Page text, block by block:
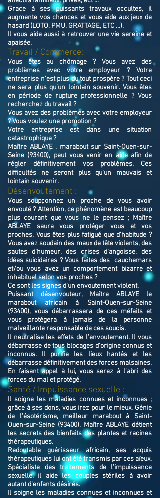
Grace à ses puissants travaux occultes, il
augmente vos chances et vous aide aux jeux de
hasard (LOTO, PMU, GRATTAGE, ETC ...).
Il vous aide aussi à retrouver une vie sereine et
apaisée.
Travail / Commerce:
Vous êtes au chômage ? Vous avez des
problèmes avec votre employeur ? Votre
entreprise n’est plus du tout prospère ? Tout ceci
ne sera plus qu’un lointain souvenir. Vous êtes
en période de rupture professionnelle ? Vous
recherchez du travail ?
Vous avez des problèmes avec votre employeur
? Vous voulez une promotion ?
Votre entreprise est dans une situation
catastrophique ?
Maître ABLAYE , marabout sur Saint-Ouen-sur-
Seine (93400), peut vous venir en aide afin de
régler définitivement vos problèmes. Ces
difficultés ne seront plus qu’un mauvais et
lointain souvenir.
Désenvoutement :
Vous soupçonnez un proche de vous avoir
envouté ? Attention, ce phénomène est beaucoup
plus courant que vous ne le pensez ; Maître
ABLAYE saura vous protéger vous et vos
proches. Vous êtes plus fatigué que d’habitude ?
Vous avez soudain des maux de tête violents, des
sautes d’humeur, des crises d’angoisse, des
idées suicidaires ? Vous faites des cauchemars
et/ou vous avez un comportement bizarre et
inhabituel selon vos proches ?
Ce sont les signes d’un envoutement violent.
Puissant désenvouteur,
Maître ABLAYE
le
marabout africain à Saint-Ouen-sur-Seine
(93400), vous débarrassera de ces méfaits et
vous protégera à jamais de la personne
malveillante responsable de ces soucis.
Il neutralise les effets de l’envoutement. Il vous
débarrasse de tous blocages d'origine connus et
inconnus. Il purifie les lieux hantés et les
débarrasse définitivement des forces malsaines.
En faisant appel à lui, vous serez à l'abri des
forces du mal et protégé.
Santé / Impuissance sexuelle :
Il soigne les maladies connues et inconnues ;
grâce à ses dons, vous irez pour le mieux. Génie
de l'ésotérisme, meilleur marabout à Saint-
Ouen-sur-Seine (93400), Maître ABLAYE détient
les secrets des bienfaits des plantes et racines
thérapeutiques.
Redoutable guérisseur africain, ses acquis
thérapeutiques lui ont été transmis par ces aïeux.
Spécialiste des traitements de l'impuissance
sexuelle, il aide les couples stériles à avoir
autant d'enfants désirés.
Il soigne les maladies connues et inconnues et